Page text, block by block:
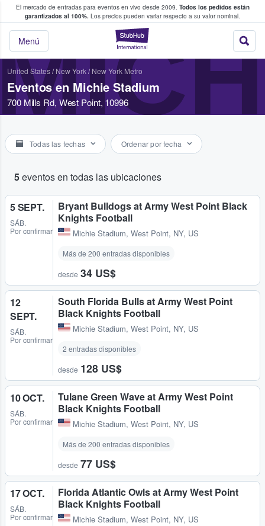
El mercado de entradas para eventos en vivo desde 2009. Todos los pedidos están
garantizados al 100%. Los precios pueden variar respecto a su valor nominal.
StubHub:
Menú
y venta de entradas entre fans
United States/ New York/ New York Metro
Eventos en Michie Stadium
700 Mills Rd, West Point, 10996
Todas las fechas Ordenar por fecha
5eventos en todas las ubicaciones
5 SEPT.
SÁB.
Por confirmar
Bryant Bulldogs at Army West Point Black
Knights Football
Michie Stadium, West Point, NY, US
Más de 200 entradas disponibles
desde 34 US$
12
SEPT.
SÁB.
Por confirmar
South Florida Bulls at Army West Point
Black Knights Football
Michie Stadium, West Point, NY, US
2 entradas disponibles
desde 128 US$
10 OCT.
SÁB.
Por confirmar
Tulane Green Wave at Army West Point
Black Knights Football
Michie Stadium, West Point, NY, US
Más de 200 entradas disponibles
desde 77 US$
17 OCT.
SÁB.
Por confirmar
Florida Atlantic Owls at Army West Point
Black Knights Football
Michie Stadium, West Point, NY, US